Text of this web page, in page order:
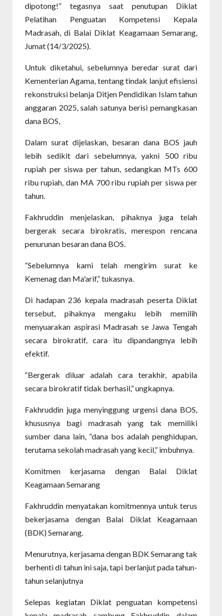
dipotong!” tegasnya saat penutupan Diklat
Pelatihan Penguatan Kompetensi Kepala
Madrasah, di Balai Diklat Keagamaan Semarang,
Jumat (14/3/2025).
Untuk diketahui, sebelumnya beredar surat dari
Kementerian Agama, tentang tindak lanjut efisiensi
rekonstruksi belanja Ditjen Pendidikan Islam tahun
anggaran 2025, salah satunya berisi pemangkasan
dana BOS,
Dalam surat dijelaskan, besaran dana BOS jauh
lebih sedikit dari sebelumnya, yakni 500 ribu
rupiah per siswa per tahun, sedangkan MTs 600
ribu rupiah, dan MA 700 ribu rupiah per siswa per
tahun.
Fakhruddin menjelaskan, pihaknya juga telah
bergerak secara birokratis, merespon rencana
penurunan besaran dana BOS.
“Sebelumnya kami telah mengirim surat ke
Kemenag dan Ma'arif,” tukasnya.
Di hadapan 236 kepala madrasah peserta Diklat
tersebut, pihaknya mengaku lebih memilih
menyuarakan aspirasi Madrasah se Jawa Tengah
secara birokratif, cara itu dipandangnya lebih
efektif.
“Bergerak diluar adalah cara terakhir, apabila
secara birokratif tidak berhasil,” ungkapnya.
Fakhruddin juga menyinggung urgensi dana BOS,
khususnya bagi madrasah yang tak memiliki
sumber dana lain, “dana bos adalah penghidupan,
terutama sekolah madrasah yang kecil,” imbuhnya.
Komitmen kerjasama dengan Balai Diklat
Keagamaan Semarang
Fakhruddin menyatakan komitmennya untuk terus
bekerjasama dengan Balai Diklat Keagamaan
(BDK) Semarang.
Menurutnya, kerjasama dengan BDK Semarang tak
berhenti di tahun ini saja, tapi berlanjut pada tahun-
tahun selanjutnya
Selepas kegiatan Diklat penguatan kompetensi